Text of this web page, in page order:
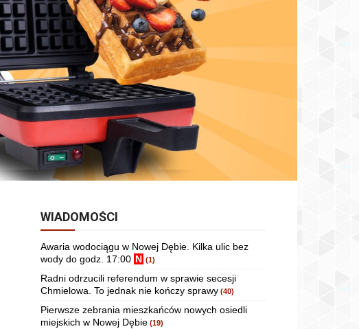
WIADOMOŚCI
Awaria wodociągu w Nowej Dębie. Kilka ulic bez
wody do godz. 17:00 N (1)
Radni odrzucili referendum w sprawie secesji
Chmielowa. To jednak nie kończy sprawy (40)
Pierwsze zebrania mieszkańców nowych osiedli
miejskich w Nowej Dębie (19)